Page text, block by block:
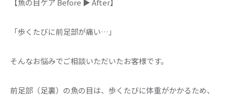
【魚の目ケア Before ▶ After】
「歩くたびに前足部が痛い…」
そんなお悩みでご相談いただいたお客様です。
前足部（足裏）の魚の目は、歩くたびに体重がかかるため、